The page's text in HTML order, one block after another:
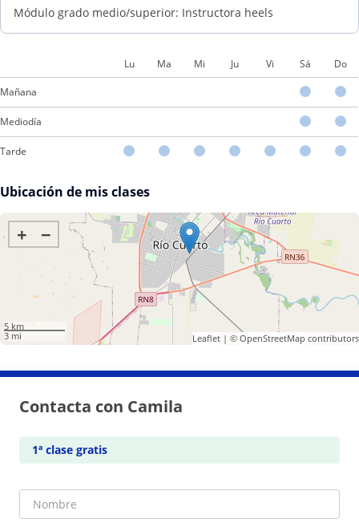
Módulo grado medio/superior: Instructora heels
Lu Ma Mi Ju Vi Sá Do
Mañana
Mediodía
Tarde
Ubicación de mis clases
+ −
5 km
3 mi
Leaflet| © OpenStreetMap contributors
Contacta con Camila
1ª clase gratis